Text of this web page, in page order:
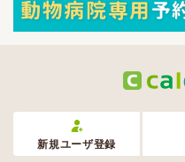
新規ユーザ登録